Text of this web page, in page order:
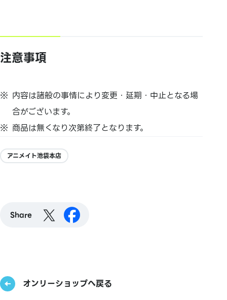
注意事項
内容は諸般の事情により変更・延期・中止となる場
合がございます。
商品は無くなり次第終了となります。
アニメイト池袋本店
Share
オンリーショップへ戻る